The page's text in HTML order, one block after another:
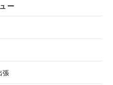
ー
張